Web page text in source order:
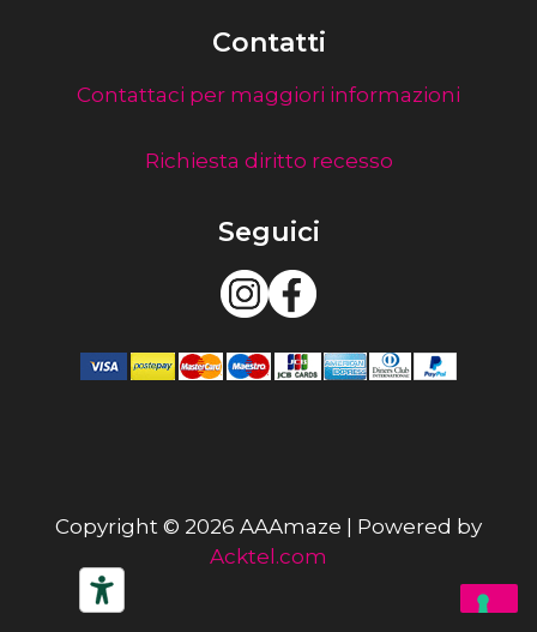
Contatti
Contattaci per maggiori informazioni
Richiesta diritto recesso
Seguici
Copyright © 2026 AAAmaze | Powered by
Acktel.com